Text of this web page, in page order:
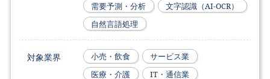
需要予測・分析
文字認識（AI-OCR）
自然言語処理
対象業界 小売・飲食
サービス業
医療・介護
IT・通信業